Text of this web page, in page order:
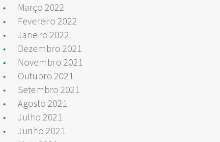
Março 2022
Fevereiro 2022
Janeiro 2022
Dezembro 2021
Novembro 2021
Outubro 2021
Setembro 2021
Agosto 2021
Julho 2021
Junho 2021